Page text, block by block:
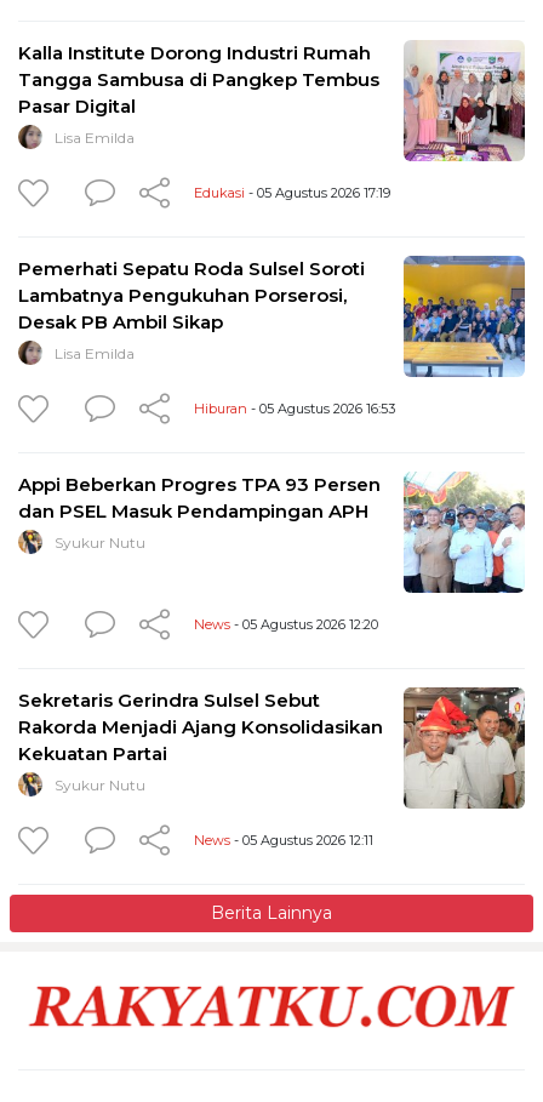
Kalla Institute Dorong Industri Rumah
Tangga Sambusa di Pangkep Tembus
Pasar Digital
Lisa Emilda
Edukasi - 05 Agustus 2026 17:19
Pemerhati Sepatu Roda Sulsel Soroti
Lambatnya Pengukuhan Porserosi,
Desak PB Ambil Sikap
Lisa Emilda
Hiburan - 05 Agustus 2026 16:53
Appi Beberkan Progres TPA 93 Persen
dan PSEL Masuk Pendampingan APH
Syukur Nutu
News - 05 Agustus 2026 12:20
Sekretaris Gerindra Sulsel Sebut
Rakorda Menjadi Ajang Konsolidasikan
Kekuatan Partai
Syukur Nutu
News - 05 Agustus 2026 12:11
Berita Lainnya